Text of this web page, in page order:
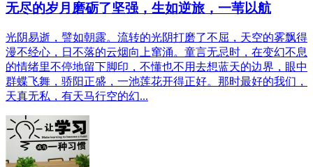
无尽的岁月磨砺了坚强，生如逆旅，一苇以航
光阴易逝，譬如朝露。流转的光阴打磨了不屈，天空的雾飘得
漫不经心，日不落的云烟向上窜涌。童言无忌时，在变幻不息
的情绪里不停地留下脚印，不懂也不用去想蓝天的边界，眼中
群蝶飞舞，骄阳正盛，一池莲花开得正好。那时最好的我们，
天真无私，有天马行空的幻...